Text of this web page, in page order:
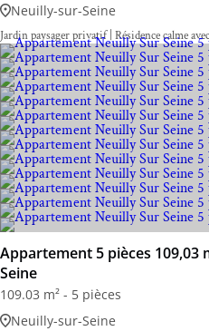
Neuilly-sur-Seine
Jardin paysager privatif | Résidence calme
Appartement 5 pièces 109,03
Seine
109.03 m² - 5 pièces
Neuilly-sur-Seine